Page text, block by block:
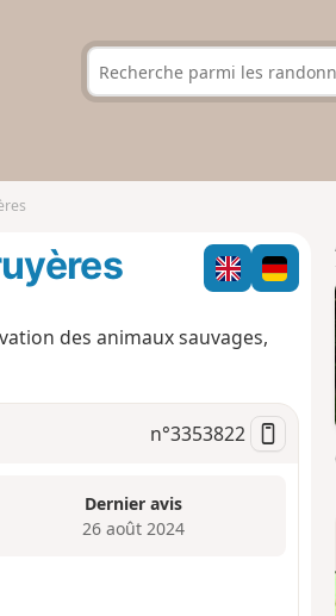
des animaux sauvages,
n°3353822
Dernier avis
26 août 2024